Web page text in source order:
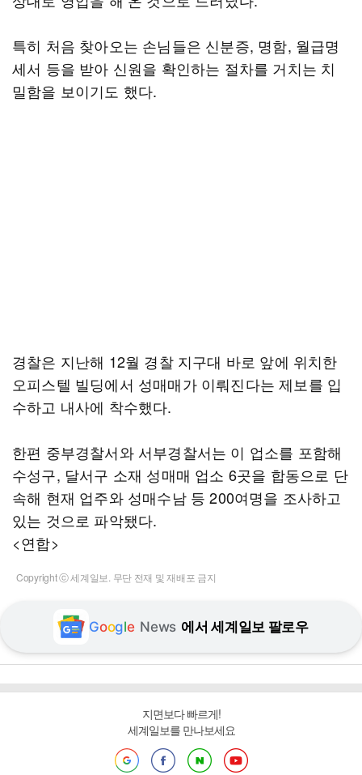
특히 처음 찾아오는 손님들은 신분증, 명함, 월급명
세서 등을 받아 신원을 확인하는 절차를 거치는 치
밀함을 보이기도 했다.
경찰은 지난해 12월 경찰 지구대 바로 앞에 위치한
오피스텔 빌딩에서 성매매가 이뤄진다는 제보를 입
수하고 내사에 착수했다.
한편 중부경찰서와 서부경찰서는 이 업소를 포함해
수성구, 달서구 소재 성매매 업소 6곳을 합동으로 단
속해 현재 업주와 성매수남 등 200여명을 조사하고
있는 것으로 파악됐다.
<연합>
Copyright ⓒ 세계일보. 무단 전재 및 재배포 금지
Google News 에서 세계일보 팔로우
지면보다 빠르게!
세계일보를 만나보세요